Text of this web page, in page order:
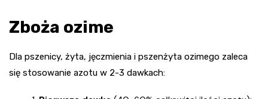
Zboża ozime
Dla pszenicy, żyta, jęczmienia i pszenżyta ozimego zaleca
się stosowanie azotu w 2-3 dawkach: